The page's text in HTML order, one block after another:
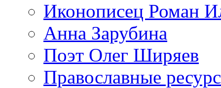
Иконописец Роман
Анна Зарубина
Поэт Олег Ширяев
Православные